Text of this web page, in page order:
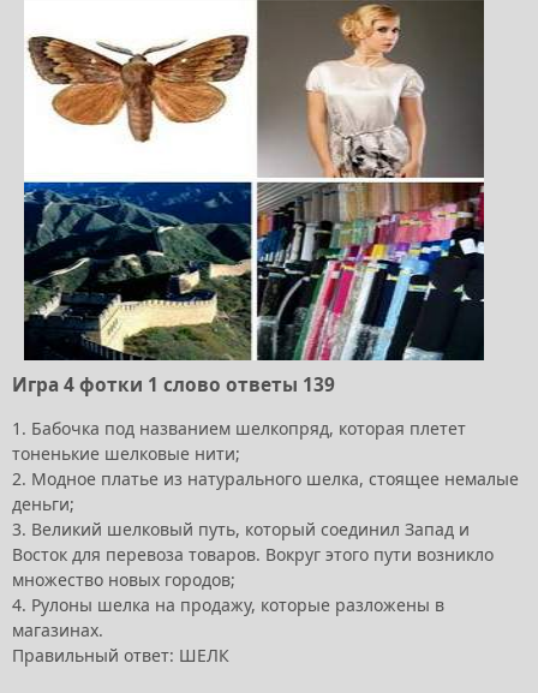
Игра 4 фотки 1 слово ответы 139
1. Бабочка под названием шелкопряд, которая плетет
тоненькие шелковые нити;
2. Модное платье из натурального шелка, стоящее немалые
деньги;
3. Великий шелковый путь, который соединил Запад и
Восток для перевоза товаров. Вокруг этого пути возникло
множество новых городов;
4. Рулоны шелка на продажу, которые разложены в
магазинах.
Правильный ответ: ШЕЛК